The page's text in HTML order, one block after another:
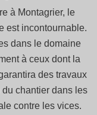
à Montagrier, le
est incontournable.
dans le domaine
à ceux dont la
des travaux
chantier dans les
contre les vices.